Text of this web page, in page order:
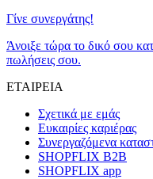
Γίνε συνεργάτης!
Άνοιξε τώρα το δικό σου
πωλήσεις σου.
ΕΤΑΙΡΕΙΑ
Σχετικά με εμάς
Ευκαιρίες καριέρας
Συνεργαζόμενα
SHOPFLIX B2B
SHOPFLIX app